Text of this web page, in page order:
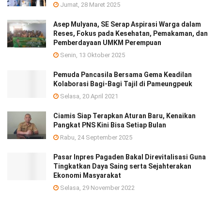
Jumat, 28 Maret 2025
Asep Mulyana, SE Serap Aspirasi Warga dalam
Reses, Fokus pada Kesehatan, Pemakaman, dan
Pemberdayaan UMKM Perempuan
Senin, 13 Oktober 2025
Pemuda Pancasila Bersama Gema Keadilan
Kolaborasi Bagi-Bagi Tajil di Pameungpeuk
Selasa, 20 April 2021
Ciamis Siap Terapkan Aturan Baru, Kenaikan
Pangkat PNS Kini Bisa Setiap Bulan
Rabu, 24 September 2025
Pasar Inpres Pagaden Bakal Direvitalisasi Guna
Tingkatkan Daya Saing serta Sejahterakan
Ekonomi Masyarakat
Selasa, 29 November 2022